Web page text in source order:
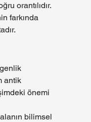
orantılıdır.
farkında
antik
önemi
bilimsel